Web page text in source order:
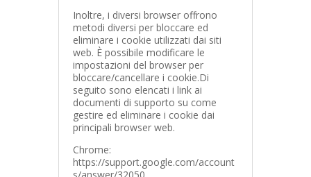
Inoltre, i diversi browser offrono
metodi diversi per bloccare ed
eliminare i cookie utilizzati dai siti
web. È possibile modificare le
impostazioni del browser per
bloccare/cancellare i cookie.Di
seguito sono elencati i link ai
documenti di supporto su come
gestire ed eliminare i cookie dai
principali browser web.
Chrome:
https://support.google.com/account